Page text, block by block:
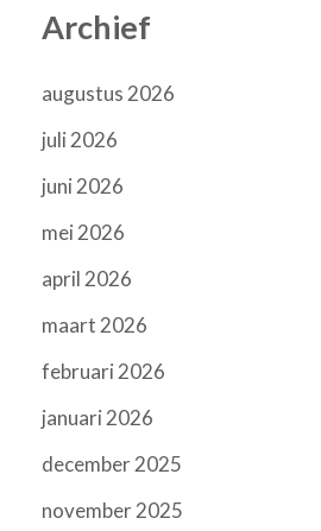
Archief
augustus 2026
juli 2026
juni 2026
mei 2026
april 2026
maart 2026
februari 2026
januari 2026
december 2025
november 2025